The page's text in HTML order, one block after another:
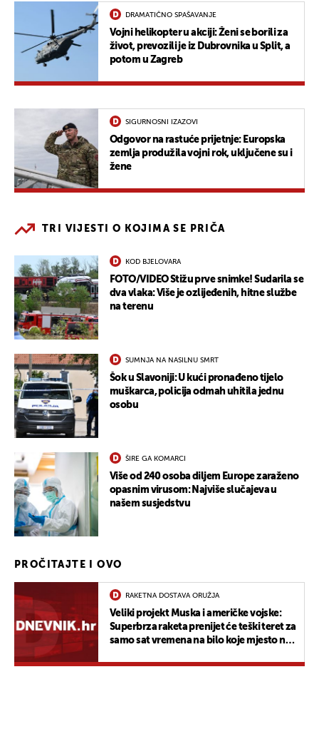
DRAMATIČNO SPAŠAVANJE
Vojni helikopter u akciji: Ženi se borili za
život, prevozili je iz Dubrovnika u Split, a
potom u Zagreb
SIGURNOSNI IZAZOVI
Odgovor na rastuće prijetnje: Europska
zemlja produžila vojni rok, uključene su i
žene
TRI VIJESTI O KOJIMA SE PRIČA
KOD BJELOVARA
FOTO/VIDEO Stižu prve snimke! Sudarila se
dva vlaka: Više je ozlijeđenih, hitne službe
na terenu
SUMNJA NA NASILNU SMRT
Šok u Slavoniji: U kući pronađeno tijelo
muškarca, policija odmah uhitila jednu
osobu
ŠIRE GA KOMARCI
Više od 240 osoba diljem Europe zaraženo
opasnim virusom: Najviše slučajeva u
našem susjedstvu
PROČITAJTE I OVO
RAKETNA DOSTAVA ORUŽJA
Veliki projekt Muska i američke vojske:
Superbrza raketa prenijet će teški teret za
samo sat vremena na bilo koje mjesto na